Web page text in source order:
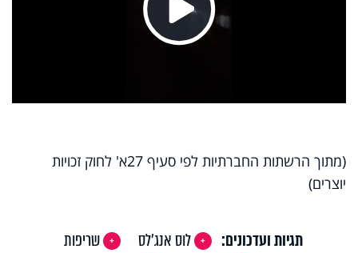
Play
Video
(מתוך הרשתות החברתיות לפי סעיף 27א' לחוק זכויות
יוצרים)
תגיות ועדכונים: לוס אנג'לס
שריפות